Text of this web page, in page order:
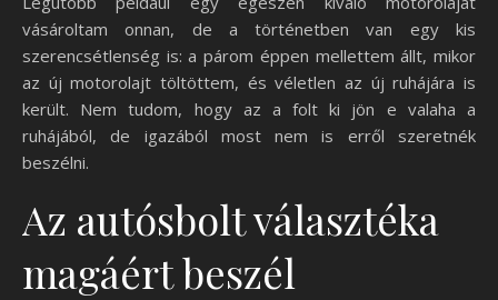
vásároltam onnan, de a történetben van egy kis
szerencsétlenség is: a párom éppen mellettem állt, mikor
az új motorolajt töltöttem, és véletlen az új ruhájára is
került. Nem tudom, hogy az a folt ki jön e valaha a
ruhájából, de igazából most nem is erről szeretnék
beszélni.
Az autósbolt választéka
magáért beszél